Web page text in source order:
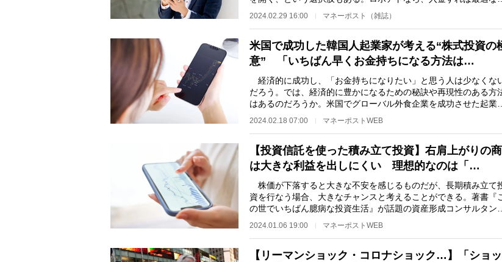
2024.02.29 16:00 マネーポスト（雑誌）
米国で成功した韓国人起業家が考える“株式投資の
意” 「いちばん早くお金持ちになる方法は…
経済的に成功し、「お金持ちになりたい」と思う人は少なくな
だろう。では、経済的に豊かになるための秘訣や再現性のある方
はあるのだろうか。米国でグローバル外食企業を成功させた起業家
2024.02.18 07:00 マネーポストWEB
【投資信託を使った積み立て投資】右肩上がりの
は大きな利益を出しにくい 理想的なのは「…
株価が下落すると大きな不安を感じるものだが、長期積み立て
資を行なう場合、大きなチャンスと考えることができる。著書『
の世でいちばん臆病な投資生活』が話題の資産形成コンサルタン
2024.01.06 19:00 マネーポストWEB
【リーマンショック・コロナショック…】「ショ